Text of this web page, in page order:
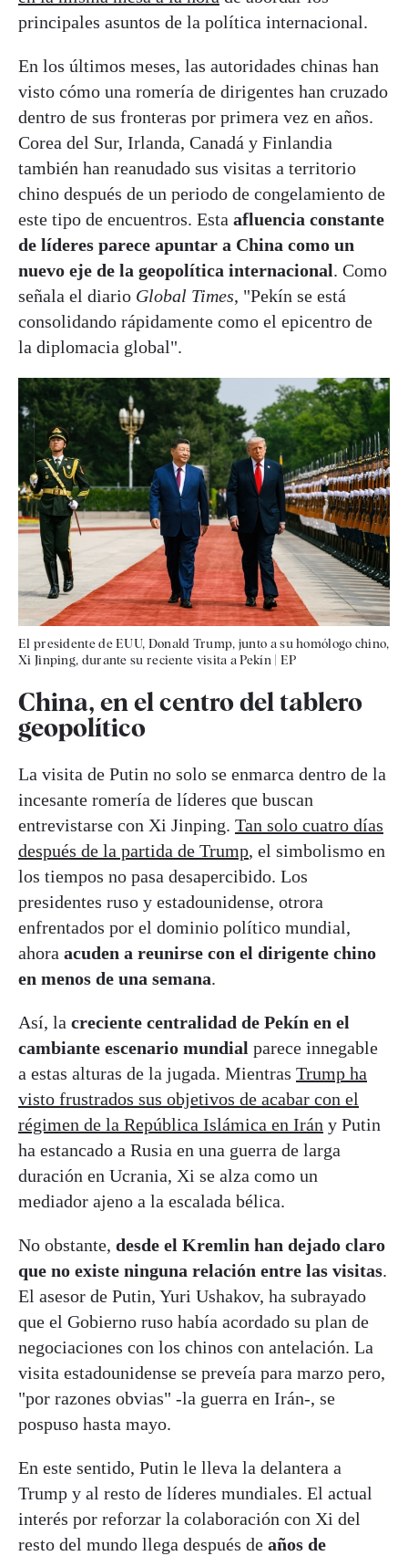
principales asuntos de la política internacional.
En los últimos meses, las autoridades chinas han
visto cómo una romería de dirigentes han cruzado
dentro de sus fronteras por primera vez en años.
Corea del Sur, Irlanda, Canadá y Finlandia
también han reanudado sus visitas a territorio
chino después de un periodo de congelamiento de
este tipo de encuentros. Esta afluencia constante
de líderes parece apuntar a China como un
nuevo eje de la geopolítica internacional. Como
señala el diario Global Times, "Pekín se está
consolidando rápidamente como el epicentro de
la diplomacia global".
El presidente de EUU, Donald Trump, junto a su homólogo chino,
Xi Jinping, durante su reciente visita a Pekín
EP
China, en el centro del tablero
geopolítico
La visita de Putin no solo se enmarca dentro de la
incesante romería de líderes que buscan
entrevistarse con Xi Jinping. Tan solo cuatro días
después de la partida de Trump, el simbolismo en
los tiempos no pasa desapercibido. Los
presidentes ruso y estadounidense, otrora
enfrentados por el dominio político mundial,
ahora acuden a reunirse con el dirigente chino
en menos de una semana.
Así, la creciente centralidad de Pekín en el
cambiante escenario mundial parece innegable
a estas alturas de la jugada. Mientras Trump ha
visto frustrados sus objetivos de acabar con el
régimen de la República Islámica en Irán y Putin
ha estancado a Rusia en una guerra de larga
duración en Ucrania, Xi se alza como un
mediador ajeno a la escalada bélica.
No obstante, desde el Kremlin han dejado claro
que no existe ninguna relación entre las visitas.
El asesor de Putin, Yuri Ushakov, ha subrayado
que el Gobierno ruso había acordado su plan de
negociaciones con los chinos con antelación. La
visita estadounidense se preveía para marzo pero,
"por razones obvias" -la guerra en Irán-, se
pospuso hasta mayo.
En este sentido, Putin le lleva la delantera a
Trump y al resto de líderes mundiales. El actual
interés por reforzar la colaboración con Xi del
resto del mundo llega después de años de